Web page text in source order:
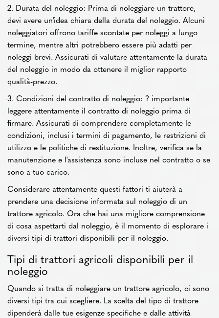
2. Durata del noleggio: Prima di noleggiare un trattore,
devi avere un'idea chiara della durata del noleggio. Alcuni
noleggiatori offrono tariffe scontate per noleggi a lungo
termine, mentre altri potrebbero essere più adatti per
noleggi brevi. Assicurati di valutare attentamente la durata
del noleggio in modo da ottenere il miglior rapporto
qualità-prezzo.
3. Condizioni del contratto di noleggio: ? importante
leggere attentamente il contratto di noleggio prima di
firmare. Assicurati di comprendere completamente le
condizioni, inclusi i termini di pagamento, le restrizioni di
utilizzo e le politiche di restituzione. Inoltre, verifica se la
manutenzione e l'assistenza sono incluse nel contratto o se
sono a tuo carico.
Considerare attentamente questi fattori ti aiuterà a
prendere una decisione informata sul noleggio di un
trattore agricolo. Ora che hai una migliore comprensione
di cosa aspettarti dal noleggio, è il momento di esplorare i
diversi tipi di trattori disponibili per il noleggio.
Tipi di trattori agricoli disponibili per il
noleggio
Quando si tratta di noleggiare un trattore agricolo, ci sono
diversi tipi tra cui scegliere. La scelta del tipo di trattore
dipenderà dalle tue esigenze specifiche e dalle attività